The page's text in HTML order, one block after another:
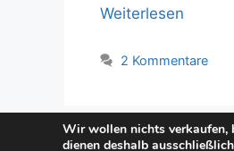
Weiterlesen
2 Kommentare
Wir wollen nichts verkaufen,
dienen deshalb